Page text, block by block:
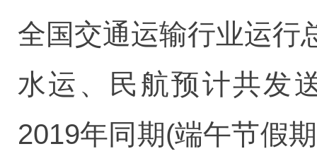
全国交通运输行业运行
水运、民航预计共发
2019年同期(端午节假